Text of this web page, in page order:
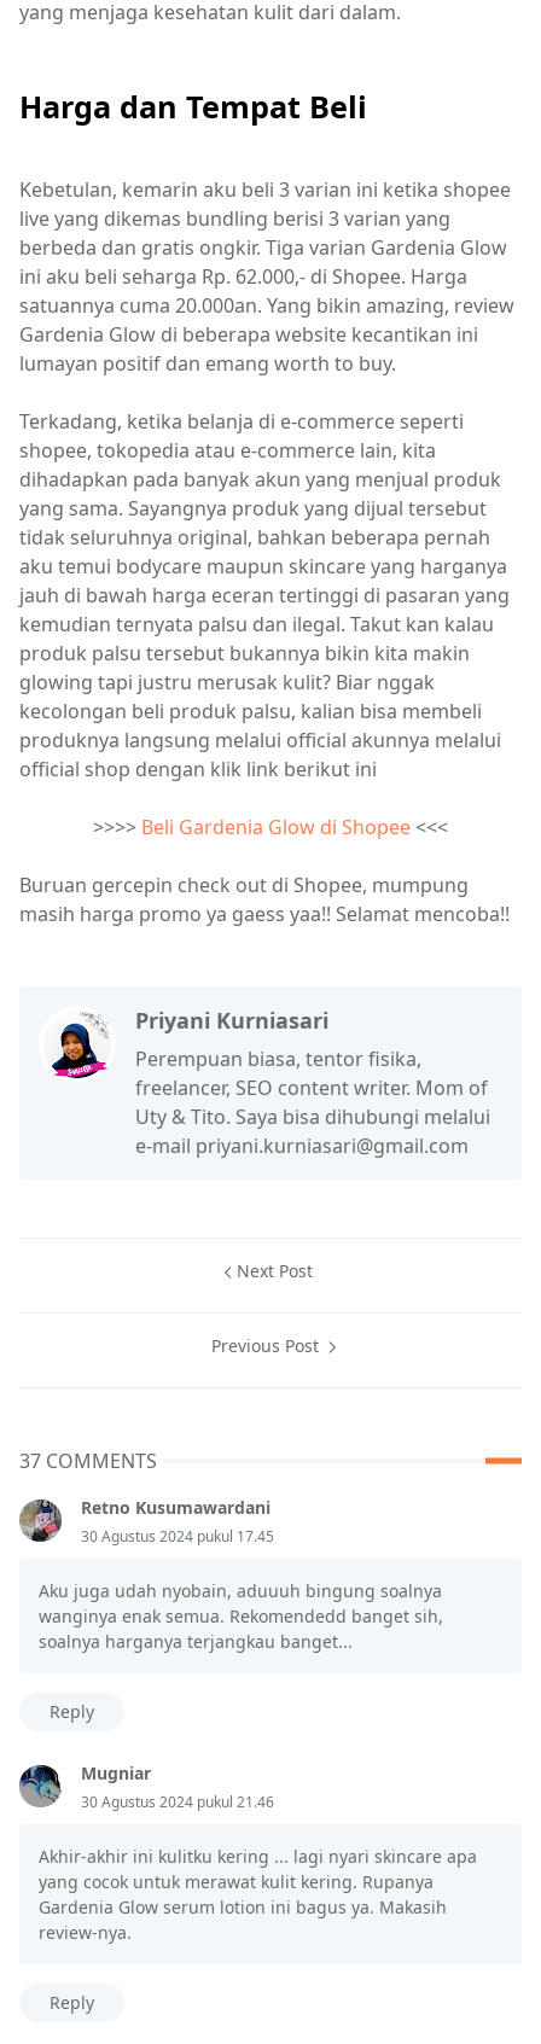
yang menjaga kesehatan kulit dari dalam.
Harga dan Tempat Beli
Kebetulan, kemarin aku beli 3 varian ini ketika shopee
live yang dikemas bundling berisi 3 varian yang
berbeda dan gratis ongkir. Tiga varian Gardenia Glow
ini aku beli seharga Rp. 62.000,- di Shopee. Harga
satuannya cuma 20.000an. Yang bikin amazing, review
Gardenia Glow di beberapa website kecantikan ini
lumayan positif dan emang worth to buy.
Terkadang, ketika belanja di e-commerce seperti
shopee, tokopedia atau e-commerce lain, kita
dihadapkan pada banyak akun yang menjual produk
yang sama. Sayangnya produk yang dijual tersebut
tidak seluruhnya original, bahkan beberapa pernah
aku temui bodycare maupun skincare yang harganya
jauh di bawah harga eceran tertinggi di pasaran yang
kemudian ternyata palsu dan ilegal. Takut kan kalau
produk palsu tersebut bukannya bikin kita makin
glowing tapi justru merusak kulit? Biar nggak
kecolongan beli produk palsu, kalian bisa membeli
produknya langsung melalui official akunnya melalui
official shop dengan klik link berikut ini
>>>> Beli Gardenia Glow di Shopee<<<
Buruan gercepin check out di Shopee, mumpung
masih harga promo ya gaess yaa!! Selamat mencoba!!
Priyani Kurniasari
Perempuan biasa, tentor fisika,
freelancer, SEO content writer. Mom of
Uty & Tito. Saya bisa dihubungi melalui
e-mail priyani.kurniasari@gmail.com
Next Post
Previous Post
37 COMMENTS
Retno Kusumawardani
30 Agustus 2024 pukul 17.45
Aku juga udah nyobain, aduuuh bingung soalnya
wanginya enak semua. Rekomendedd banget sih,
soalnya harganya terjangkau banget...
Reply
Mugniar
30 Agustus 2024 pukul 21.46
Akhir-akhir ini kulitku kering ... lagi nyari skincare apa
yang cocok untuk merawat kulit kering. Rupanya
Gardenia Glow serum lotion ini bagus ya. Makasih
review-nya.
Reply